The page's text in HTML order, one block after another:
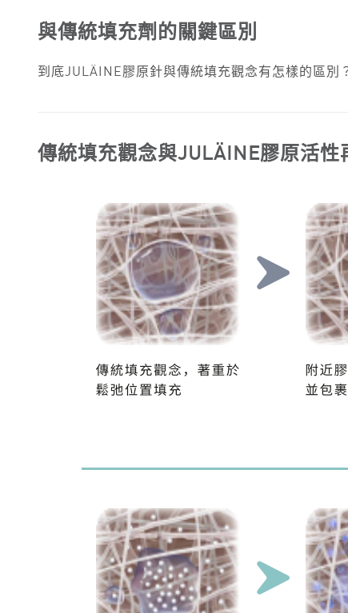
與傳統填充劑的關鍵區別
到底JULÄINE膠原針與傳統填充觀念有怎樣的區別
傳統填充觀念與JULÄINE膠原活性